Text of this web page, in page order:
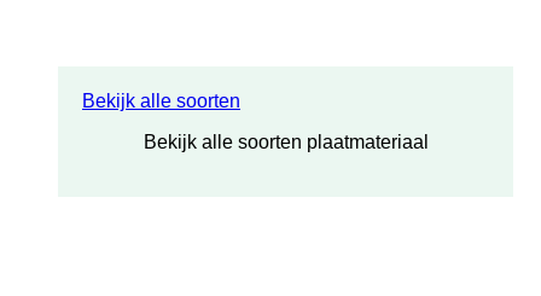
Bekijk alle soorten
Bekijk alle soorten plaatmateriaal